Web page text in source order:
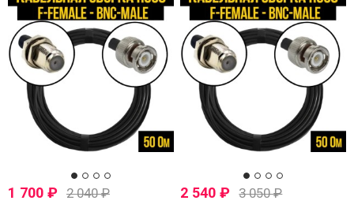
1 700 ₽ 2 040₽ 2 540₽ 3 050₽